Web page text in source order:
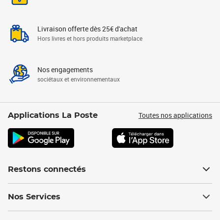
Livraison offerte dès 25€ d'achat
Hors livres et hors produits marketplace
Nos engagements
sociétaux et environnementaux
Applications La Poste Toutes nos applications
Restons connectés
Nos Services